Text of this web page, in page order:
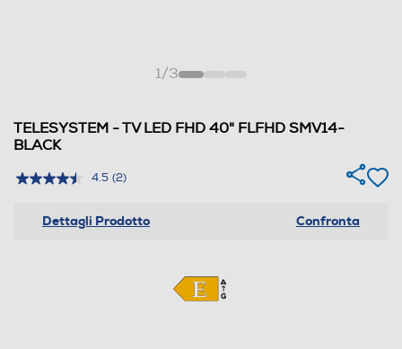
1/3
TELESYSTEM - TV LED FHD 40" FLFHD SMV14-
BLACK
4.5 (2)
Dettagli Prodotto Confronta